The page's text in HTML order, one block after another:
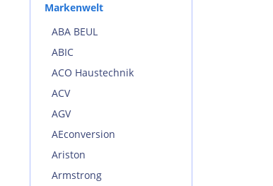
Markenwelt
ABA BEUL
ABIC
ACO Haustechnik
ACV
AGV
AEconversion
Ariston
Armstrong